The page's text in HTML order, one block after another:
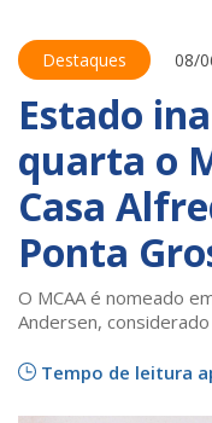
Destaques 08/
Estado
quarta o
Casa
Ponta
O MCAA é nomeado
Andersen,
Tempo de leitura